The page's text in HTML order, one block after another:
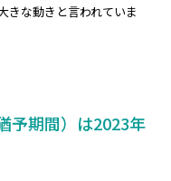
きな動きと言われていま
予期間）は2023年